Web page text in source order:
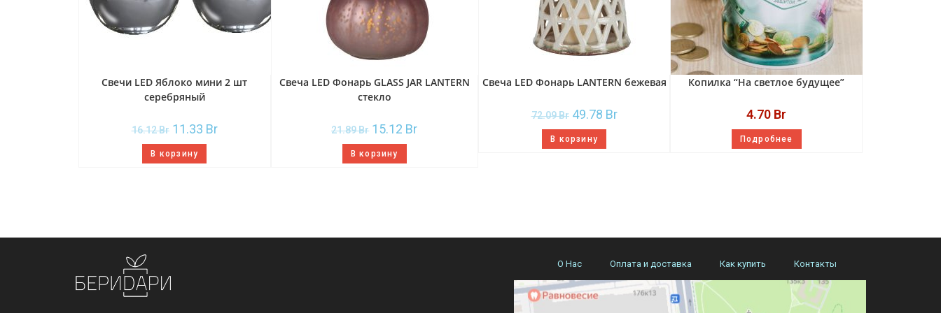
Свечи LED Яблоко мини 2 шт
серебряный
16.12Br 11.33 Br
В корзину
Свеча LED Фонарь GLASS JAR LANTERN
стекло
21.89Br 15.12 Br
В корзину
Свеча LED Фонарь LANTERN бежевая
72.09Br 49.78 Br
В корзину
Копилка “На светлое будущее”
4.70 Br
Подробнее
О Нас Оплата и доставка Как купить Контакты